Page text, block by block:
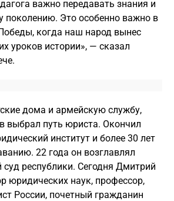
важно передавать знания и
поколению. Это особенно важно в
когда наш народ вынес
уроков истории», — сказал
дома и армейскую службу,
выбрал путь юриста. Окончил
институт и более 30 лет
22 года он возглавлял
суд республики. Сегодня Дмитрий
юридических наук, профессор,
России, почетный гражданин